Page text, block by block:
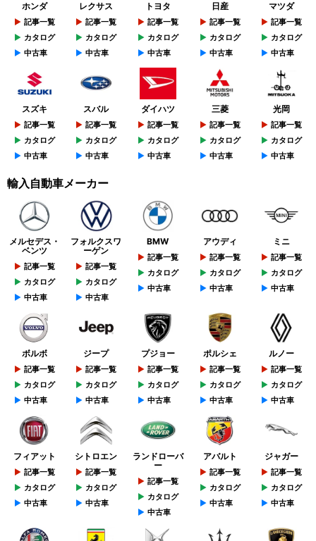
ホンダ
記事一覧
カタログ
中古車
レクサス
記事一覧
カタログ
中古車
トヨタ
記事一覧
カタログ
中古車
日産
記事一覧
カタログ
中古車
マツダ
記事一覧
カタログ
中古車
スズキ
記事一覧
カタログ
中古車
スバル
記事一覧
カタログ
中古車
ダイハツ
記事一覧
カタログ
中古車
三菱
記事一覧
カタログ
中古車
光岡
記事一覧
カタログ
中古車
輸入自動車メーカー
メルセデス・
ベンツ
記事一覧
カタログ
中古車
フォルクスワ
ーゲン
記事一覧
カタログ
中古車
BMW
記事一覧
カタログ
中古車
アウディ
記事一覧
カタログ
中古車
ミニ
記事一覧
カタログ
中古車
ボルボ
記事一覧
カタログ
中古車
ジープ
記事一覧
カタログ
中古車
プジョー
記事一覧
カタログ
中古車
ポルシェ
記事一覧
カタログ
中古車
ルノー
記事一覧
カタログ
中古車
フィアット
記事一覧
カタログ
中古車
シトロエン
記事一覧
カタログ
中古車
ランドローバ
ー
記事一覧
カタログ
中古車
アバルト
記事一覧
カタログ
中古車
ジャガー
記事一覧
カタログ
中古車